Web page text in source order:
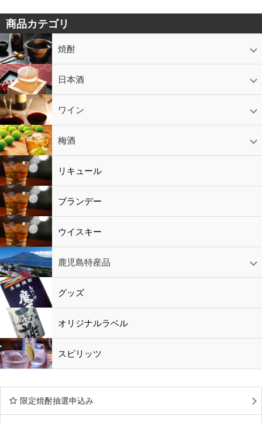
商品カテゴリ
焼酎
芋焼酎
かめ壷入り焼酎
黒糖焼酎
米焼酎
麦焼酎
そば焼酎
泡盛
とうもろこし焼酎
ギフトコーナー
セットコーナー
益々繁盛
鹿児島限定 日本酒
日本酒
スパークリング
ギフト ワイン
赤ワイン
白ワイン
ロゼワイン
スパークリング
シャンパン 梅酒
梅酒
シャンパン
リキュール リキュール
ブランデー
ウイスキー
鹿児島特産品
黒酢・酢
水
鹿児島特産品
おつまみ グッズ
オリジナルラベル
スピリッツ
限定焼酎抽選申込み